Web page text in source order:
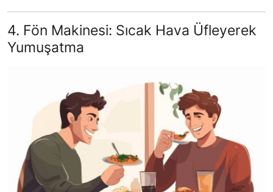
4. Fön Makinesi: Sıcak Hava Üfleyerek
Yumuşatma